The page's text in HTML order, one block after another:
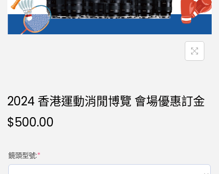
2024 香港運動消閒博覽 會場優惠訂金
$500.00
鏡頭型號:*